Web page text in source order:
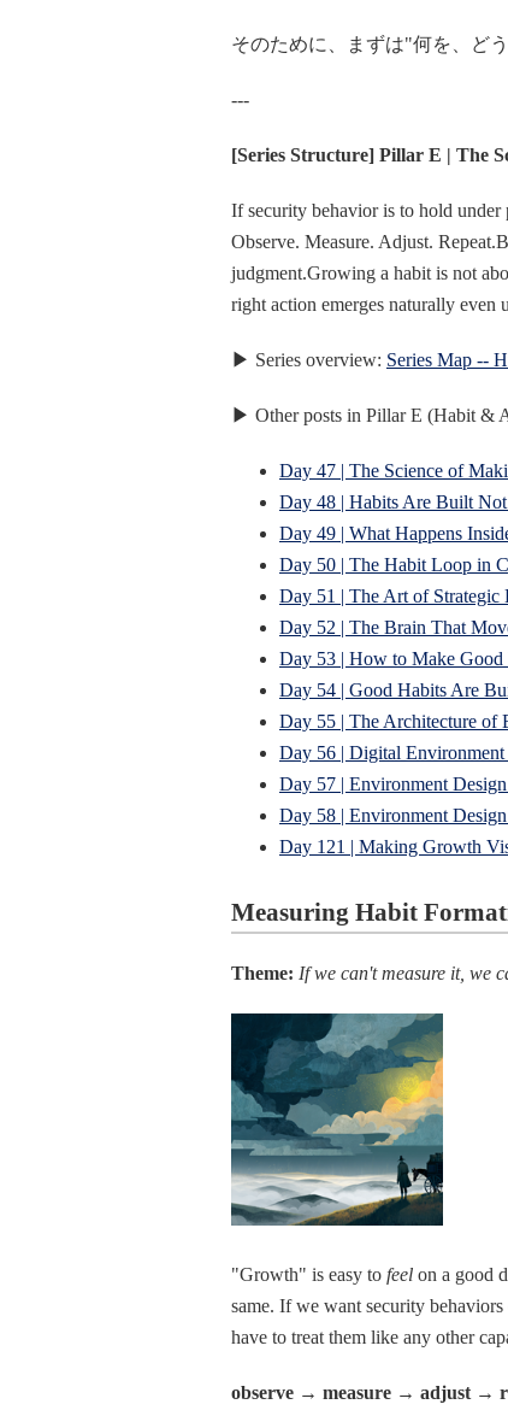
そのために、まずは"何を、ど
---
[Series Structure] Pillar E | The
If security behavior is to hold under
Observe. Measure. Adjust.
judgment.Growing a habit is not
right action emerges naturally even
▶ Series overview: Series Map --
▶ Other posts in Pillar E (Habit &
Day 47 | The Science of
Day 48 | Habits Are Built
Day 49 | What Happens
Day 50 | The Habit Loop in
Day 51 | The Art of Strategic
Day 52 | The Brain That
Day 53 | How to Make
Day 54 | Good Habits Are
Day 55 | The Architecture of
Day 56 | Digital
Day 57 | Environment
Day 58 | Environment
Day 121 | Making Growth
Measuring Habit
Theme: If we can't measure it, we
"Growth" is easy to feel on a good
same. If we want security
have to treat them like any other
observe → measure → adjust →